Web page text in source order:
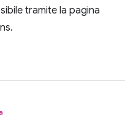
tramite la pagina